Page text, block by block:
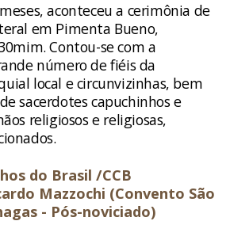
aconteceu a cerimônia de
em Pimenta Bueno,
Contou-se com a
número de fiéis da
local e circunvizinhas, bem
sacerdotes capuchinhos e
religiosos e religiosas,
do Brasil /CCB
Mazzochi (Convento São
- Pós-noviciado)